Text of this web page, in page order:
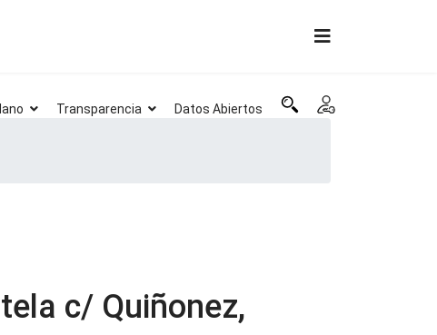
Transparencia Datos Abiertos
c/ Quiñonez,